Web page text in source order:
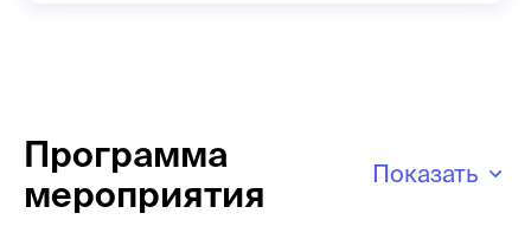
Программа
мероприятия
Показать